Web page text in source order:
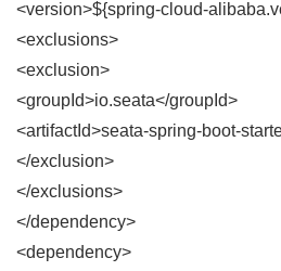
<version>${spring-cloud-
<exclusions>
<exclusion>
<groupId>io.seata</groupId>
<artifactId>seata-spring-boot-
</exclusion>
</exclusions>
</dependency>
<dependency>